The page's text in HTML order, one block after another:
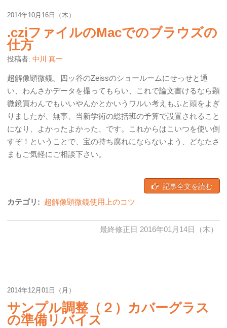
2014年10月16日（木）
.cziファイルのMacでのブラウズの
仕方
投稿者: 中川 真一
超解像顕微鏡。四ッ谷のZeissのショールームにせっせと通
い、わんさかデータを撮ってもらい、これで論文書けるなら顕
微鏡買わんでもいいやんかとかいうワルい考えもふと頭をよぎ
りましたが、無事、当新学術の総括班の予算で設置されること
になり、よかったよかった、です。これからはこいつを使い倒
すぞ！ということで、宝の持ち腐れにならないよう、どなたさ
まもご気軽にご相談下さい。
記事全文を読む
カテゴリ: 超解像顕微鏡使用上のコツ
最終修正日 2016年01月14日（木）
2014年12月01日（月）
サンプル調整（２）カバーグラス
の準備リバイス